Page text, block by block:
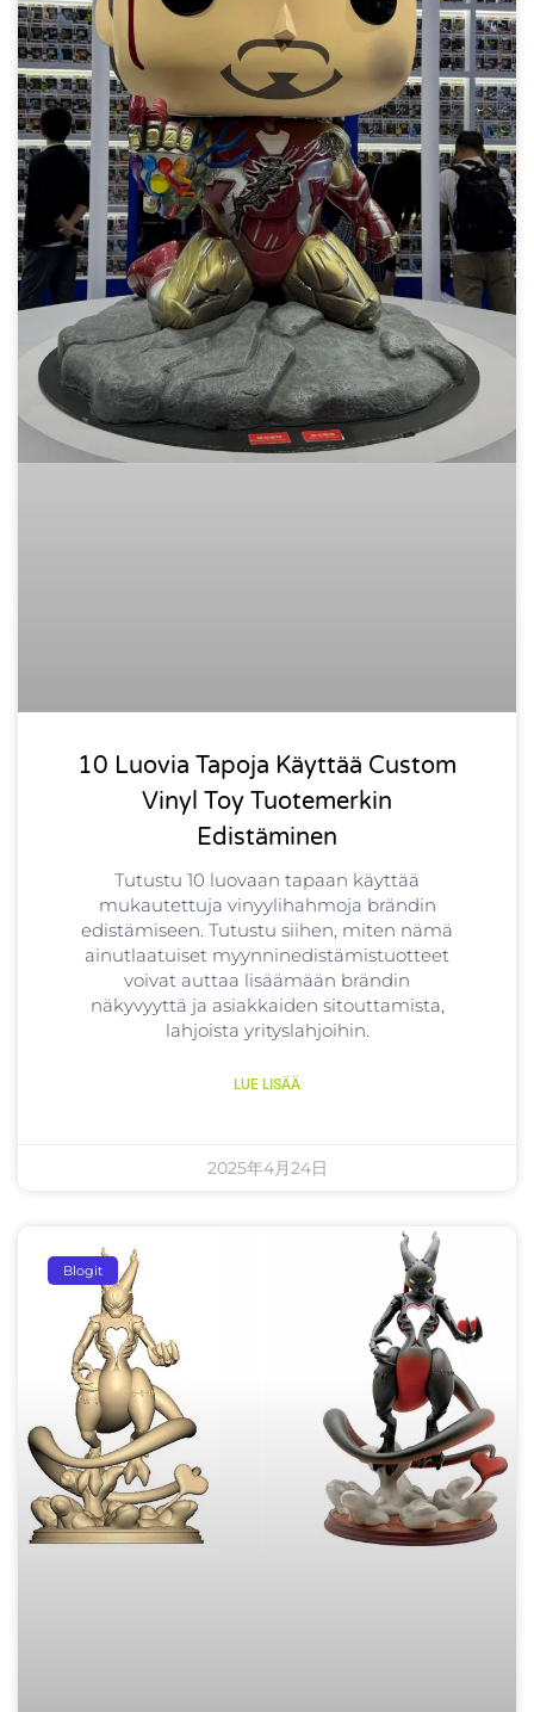
10 Luovia Tapoja Käyttää Custom
Vinyl Toy Tuotemerkin
Edistäminen
Tutustu 10 luovaan tapaan käyttää
mukautettuja vinyylihahmoja brändin
edistämiseen. Tutustu siihen, miten nämä
ainutlaatuiset myynninedistämistuotteet
voivat auttaa lisäämään brändin
näkyvyyttä ja asiakkaiden sitouttamista,
lahjoista yrityslahjoihin.
LUE LISÄÄ
2025年4月24日
Blogit